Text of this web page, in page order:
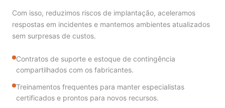
Com isso, reduzimos riscos de implantação, aceleramos
respostas em incidentes e mantemos ambientes atualizados
sem surpresas de custos.
Contratos de suporte e estoque de contingência
compartilhados com os fabricantes.
Treinamentos frequentes para manter especialistas
certificados e prontos para novos recursos.